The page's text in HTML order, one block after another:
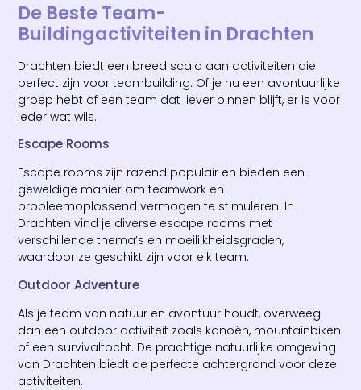
De Beste Team-
Buildingactiviteiten in Drachten
Drachten biedt een breed scala aan activiteiten die
perfect zijn voor teambuilding. Of je nu een avontuurlijke
groep hebt of een team dat liever binnen blijft, er is voor
ieder wat wils.
Escape Rooms
Escape rooms zijn razend populair en bieden een
geweldige manier om teamwork en
probleemoplossend vermogen te stimuleren. In
Drachten vind je diverse escape rooms met
verschillende thema’s en moeilijkheidsgraden,
waardoor ze geschikt zijn voor elk team.
Outdoor Adventure
Als je team van natuur en avontuur houdt, overweeg
dan een outdoor activiteit zoals kanoën, mountainbiken
of een survivaltocht. De prachtige natuurlijke omgeving
van Drachten biedt de perfecte achtergrond voor deze
activiteiten.